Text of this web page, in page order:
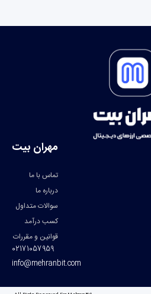
مهران بیت
تماس با ما
درباره ما
سوالات متداول
کسب درآمد
قوانین و مقررات
02171057959
info@mehranbit.com